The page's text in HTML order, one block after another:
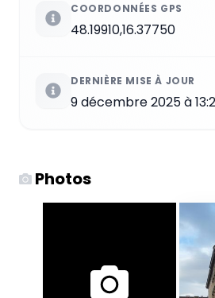
COORDONNÉES GPS
48.19910,16.37750
DERNIÈRE MISE À JOUR
9 décembre 2025 à
Photos